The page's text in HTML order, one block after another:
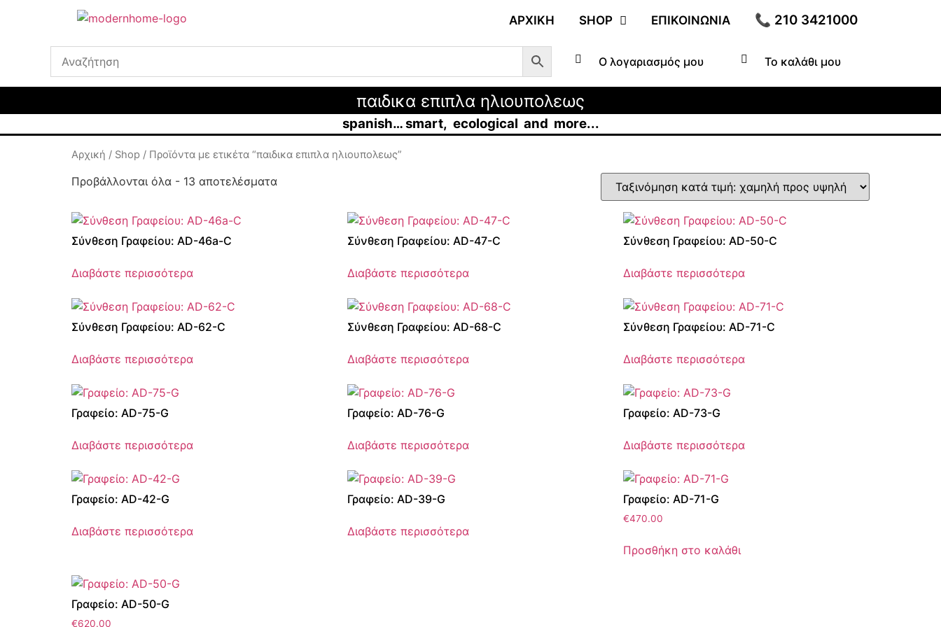
ΑΡΧΙΚΉ SHOP ΕΠΙΚΟΙΝΩΝΊΑ 📞 210 3421000
Ο λογαριασμός μου Το καλάθι μου
παιδικα επιπλα ηλιουπολεως
spanish… smart, ecological and more...
Αρχική / Shop / Προϊόντα με ετικέτα “παιδικα επιπλα ηλιουπολεως”
Προβάλλονται όλα - 13 αποτελέσματα
Σύνθεση Γραφείου: AD-46a-C
Διαβάστε περισσότερα
Σύνθεση Γραφείου: AD-47-C
Διαβάστε περισσότερα
Σύνθεση Γραφείου: AD-50-C
Διαβάστε περισσότερα
Σύνθεση Γραφείου: AD-62-C
Διαβάστε περισσότερα
Σύνθεση Γραφείου: AD-68-C
Διαβάστε περισσότερα
Σύνθεση Γραφείου: AD-71-C
Διαβάστε περισσότερα
Γραφείο: AD-75-G
Διαβάστε περισσότερα
Γραφείο: AD-76-G
Διαβάστε περισσότερα
Γραφείο: AD-73-G
Διαβάστε περισσότερα
Γραφείο: AD-42-G
Διαβάστε περισσότερα
Γραφείο: AD-39-G
Διαβάστε περισσότερα
Γραφείο: AD-71-G
€470.00
Προσθήκη στο καλάθι
Γραφείο: AD-50-G
€620.00